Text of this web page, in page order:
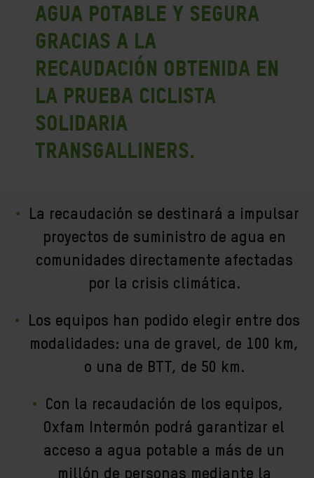
agua potable y segura
gracias a la
recaudación obtenida en
la prueba ciclista
solidaria
TransGalliners.
La recaudación se destinará a impulsar
proyectos de suministro de agua en
comunidades directamente afectadas
por la crisis climática.
Los equipos han podido elegir entre dos
modalidades: una de gravel, de 100 km,
o una de BTT, de 50 km.
Con la recaudación de los equipos,
Oxfam Intermón podrá garantizar el
acceso a agua potable a más de un
millón de personas mediante la